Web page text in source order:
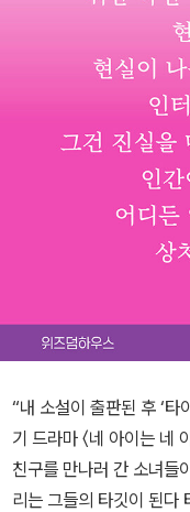
“내 소설이 출판된 후 ‘타
기 드라마 〈네 아이는 네 아
친구를 만나러 간 소녀들
리는 그들의 타깃이 된다 타이완의 입시 열풍을 섬뜩하리만치 사실적